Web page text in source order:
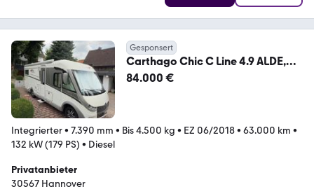
Gesponsert
Carthago Chic C Line 4.9 ALDE,
Hydr. Hubstützen, PV
84.000 €
Integrierter• 7.390 mm • Bis 4.500 kg • EZ 06/2018• 63.000 km •
132 kW (179 PS) • Diesel
Privatanbieter
30567 Hannover